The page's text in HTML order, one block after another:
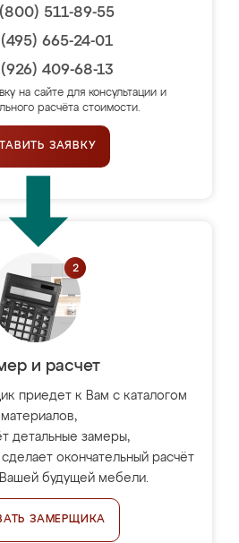
511-89-55
665-24-01
409-68-13
на сайте для консультации и
расчёта стоимости.
ЗАЯВКУ
и расчет
приедет к Вам с каталогом
материалов,
детальные замеры,
окончательный расчёт
будущей мебели.
ЗАМЕРЩИКА